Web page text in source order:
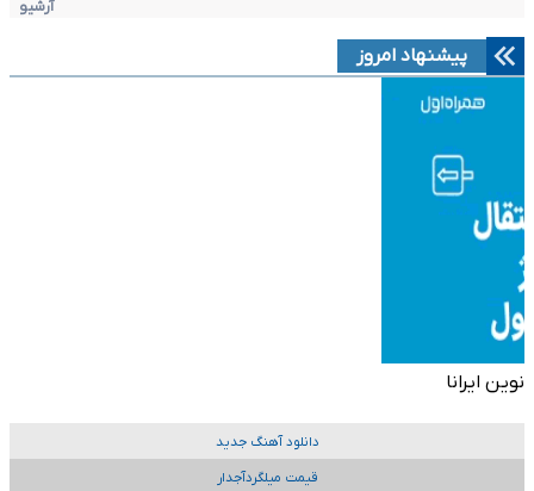
آرشیو
پیشنهاد امروز
نوین ایرانا
دانلود آهنگ جدید
قیمت میلگردآجدار